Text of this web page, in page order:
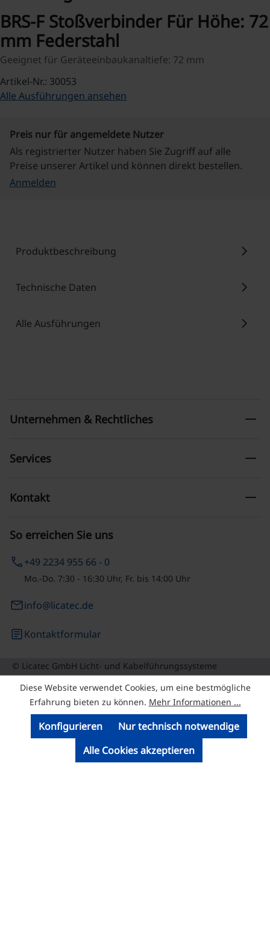
BRS-F Stoßverbinder Für Höhe: 72
mm Federstahl
Geeignet für Geräteeinbaukanaltiefe: 72 mm
Artikel-Nr.: 30053
Alle Ausführungen ansehen
Preis nur für angemeldete Nutzer
Als registrierter Nutzer haben Sie Zugriff auf alle
Preise unserer Artikel und können direkt bestellen.
Anmelden
Produktbeschreibung chevron_right
Technische Daten chevron_right
Alle Ausführungen chevron_right
So erreichen Sie uns
phone+49 2234 955 66 - 0
Mo.-Do. 7:30 - 16:30 Uhr, Fr. bis 14:00 Uhr
emailinfo@licatec.de
articleKontaktformular
Unternehmen & Rechtliches remove
Services remove
Kontakt remove
© Licatec GmbH Licht- und Kabelführungssysteme
Diese Website verwendet Cookies, um eine bestmögliche
Erfahrung bieten zu können. Mehr Informationen ...
Nur technisch notwendige
Konfigurieren
Alle Cookies akzeptieren